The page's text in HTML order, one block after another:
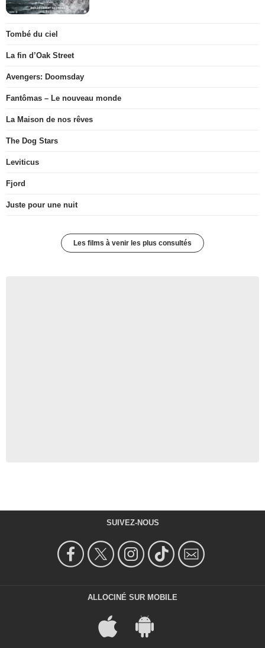
Tombé du ciel
La fin d’Oak Street
Avengers: Doomsday
Fantômas – Le nouveau monde
La Maison de nos rêves
The Dog Stars
Leviticus
Fjord
Juste pour une nuit
Les films à venir les plus consultés
SUIVEZ-NOUS
ALLOCINÉ SUR MOBILE